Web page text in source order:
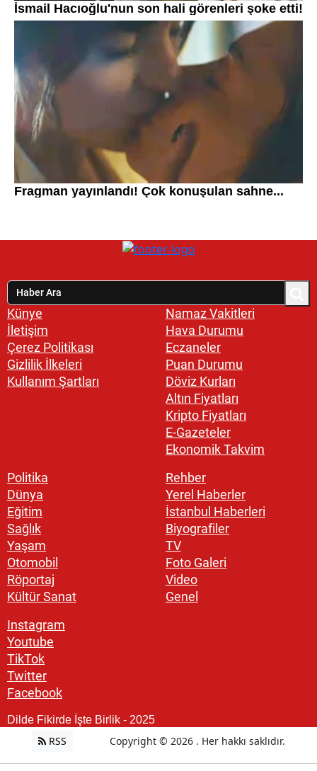
Künye
İletişim
Çerez Politikası
Gizlilik İlkeleri
Kullanım Şartları
Namaz Vakitleri
Hava Durumu
Eczaneler
Puan Durumu
Döviz Kurları
Altın Fiyatları
Kripto Fiyatları
E-Gazeteler
Ekonomik Takvim
Politika
Dünya
Eğitim
Sağlık
Yaşam
Otomobil
Röportaj
Kültür Sanat
Rehber
Yerel Haberler
İstanbul Haberleri
Biyografiler
TV
Foto Galeri
Video
Genel
Instagram
Youtube
TikTok
Twitter
Facebook
Dilde Fikirde İşte Birlik - 2025
RSS Copyright © 2026 . Her hakkı saklıdır.